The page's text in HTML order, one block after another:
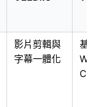
影片剪輯與
字幕一體化
基
CP